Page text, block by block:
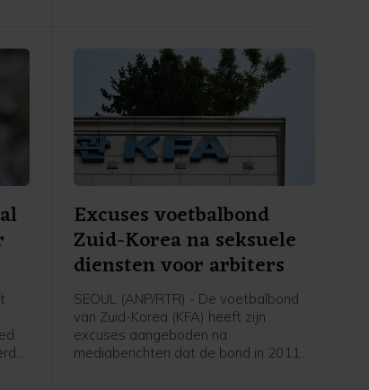
Excuses voetbalbond
Zuid-Korea na seksuele
diensten voor arbiters
SEOUL (ANP/RTR) - De voetbalbond
van Zuid-Korea (KFA) heeft zijn
excuses aangeboden na
mediaberichten dat de bond in 2011